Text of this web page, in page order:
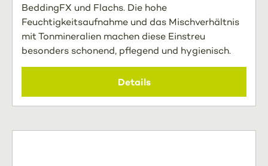
BeddingFX und Flachs. Die hohe
Feuchtigkeitsaufnahme und das Mischverhältnis
mit Tonmineralien machen diese Einstreu
besonders schonend, pflegend und hygienisch.
Details